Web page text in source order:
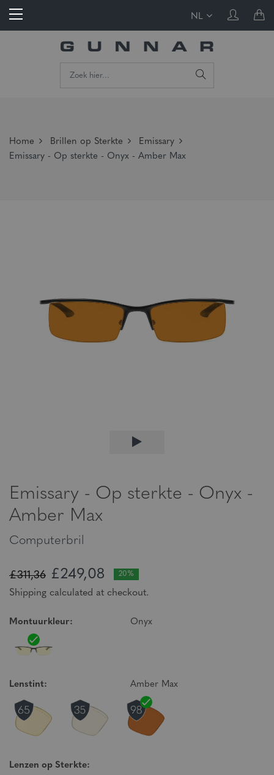
NL
Home Brillen op Sterkte
Emissary
Emissary - Op sterkte - Onyx - Amber Max
Emissary - Op sterkte - Onyx -
Amber Max
Computerbril
£311,36 £249,08 20%
Shipping calculated at checkout.
Montuurkleur: Onyx
Lenstint: Amber Max
Lenzen op Sterkte: